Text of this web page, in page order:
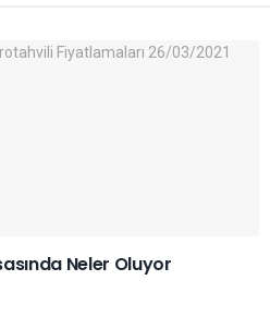
Neler Oluyor